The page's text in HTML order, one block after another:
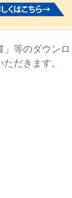
等のダウンロ
だきます。